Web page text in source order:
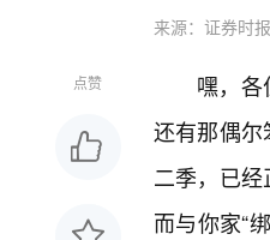
来源：证券时
点赞
嘿，各
还有那偶
二季，已
而与你家“